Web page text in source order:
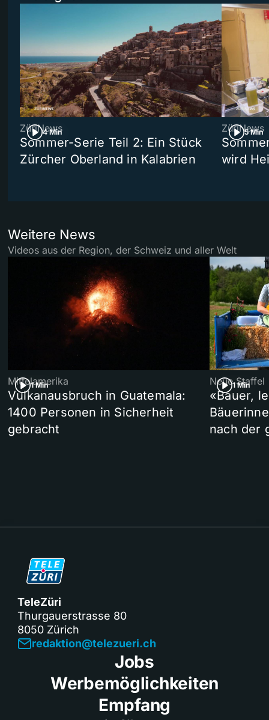
4 Min
ZüriNews
Sommer-Serie Teil 2: Ein Stück
Zürcher Oberland in Kalabrien
5 Min
ZüriNews
wird
Weitere News
Videos aus der Region, der Schweiz und aller Welt
1 Min
Mittelamerika
Vulkanausbruch in Guatemala:
1400 Personen in Sicherheit
gebracht
1 Min
Neue Staffel
«Bauer,
nach der
TeleZüri
Thurgauerstrasse 80
8050 Zürich
redaktion@telezueri.ch
Jobs
Werbemöglichkeiten
Empfang